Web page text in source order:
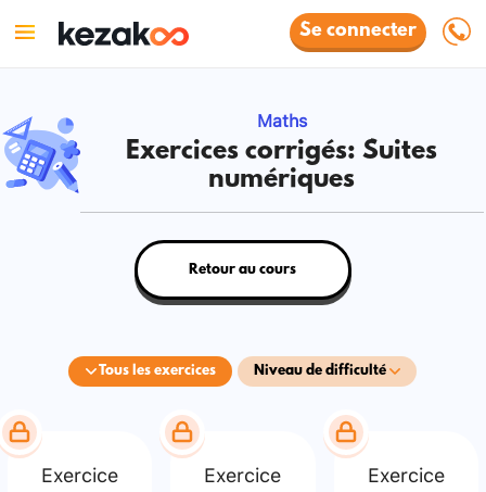
Se connecter
Maths
Exercices corrigés: Suites
numériques
Tous les exercices Niveau de difficulté
Retour au cours
Exercice Exercice Exercice